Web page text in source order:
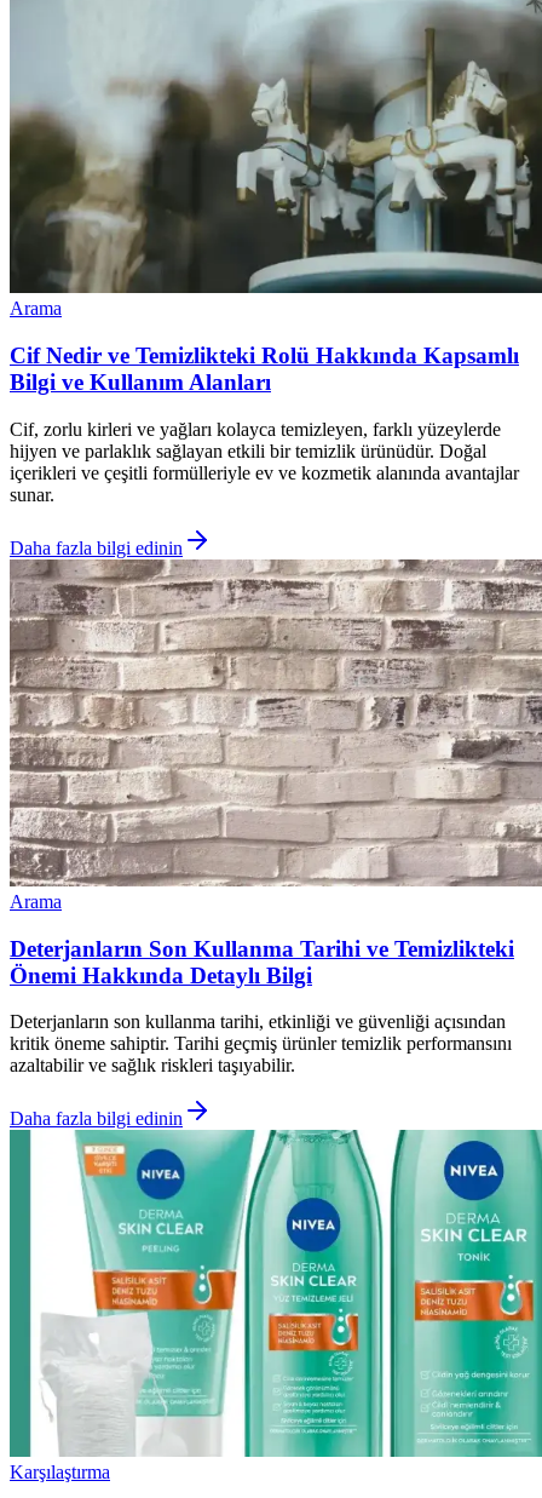
Arama
Cif Nedir ve Temizlikteki Rolü Hakkında Kapsamlı
Bilgi ve Kullanım Alanları
Cif, zorlu kirleri ve yağları kolayca temizleyen, farklı yüzeylerde
hijyen ve parlaklık sağlayan etkili bir temizlik ürünüdür. Doğal
içerikleri ve çeşitli formülleriyle ev ve kozmetik alanında avantajlar
sunar.
Daha fazla bilgi edinin
Arama
Deterjanların Son Kullanma Tarihi ve Temizlikteki
Önemi Hakkında Detaylı Bilgi
Deterjanların son kullanma tarihi, etkinliği ve güvenliği açısından
kritik öneme sahiptir. Tarihi geçmiş ürünler temizlik performansını
azaltabilir ve sağlık riskleri taşıyabilir.
Daha fazla bilgi edinin
Karşılaştırma